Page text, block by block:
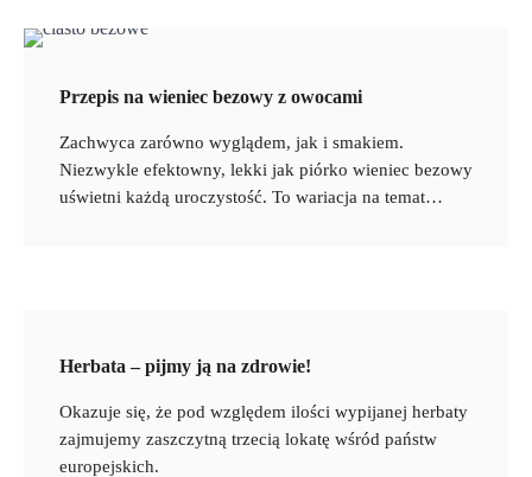
Przepis na wieniec bezowy z owocami
Zachwyca zarówno wyglądem, jak i smakiem.
Niezwykle efektowny, lekki jak piórko wieniec bezowy
uświetni każdą uroczystość. To wariacja na temat…
Herbata – pijmy ją na zdrowie!
Okazuje się, że pod względem ilości wypijanej herbaty
zajmujemy zaszczytną trzecią lokatę wśród państw
europejskich.